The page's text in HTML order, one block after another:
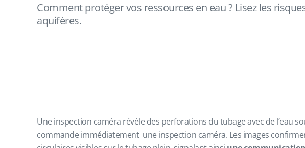
Comment protéger vos ressources en eau ? Lisez les
aquifères.
Une inspection caméra révèle des perforations du tubage avec de l’eau
commande immédiatement une inspection caméra. Les images